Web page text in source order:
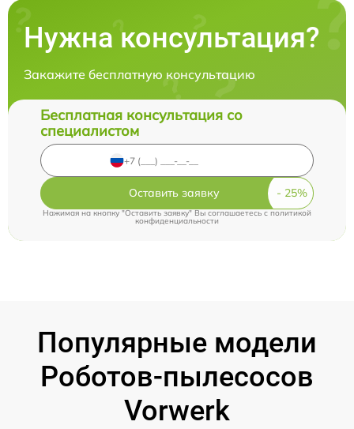
Нужна консультация?
Закажите бесплатную консультацию
Бесплатная консультация со
специалистом
Оставить заявку
Нажимая на кнопку "Оставить заявку" Вы соглашаетесь c политикой
конфиденциальности
Популярные модели
Роботов-пылесосов
Vorwerk